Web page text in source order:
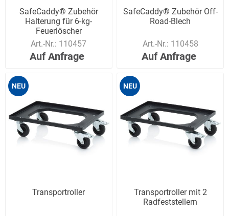
SafeCaddy® Zubehör
Halterung für 6-kg-
Feuerlöscher
Pulver/Schaum
Art.-Nr.: 110457
Auf Anfrage
SafeCaddy® Zubehör Off-
Road-Blech
Art.-Nr.: 110458
Auf Anfrage
NEU
Transportroller
NEU
Transportroller mit 2
Radfeststellern